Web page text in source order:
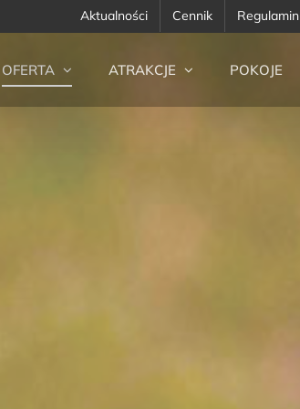
Aktualności Cennik Regulamin
OFERTA ATRAKCJE POKOJE